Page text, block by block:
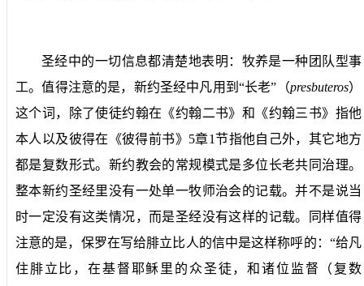
圣经中的一切信息都清楚地表明：牧养是一种团队型事
工。值得注意的是，新约圣经中凡用到“长老”（presbuteros）
这个词，除了使徒约翰在《约翰二书》和《约翰三书》指他
本人以及彼得在《彼得前书》 5章1节指他自己外，其它地方
都是复数形式。新约教会的常规模式是多位长老共同治理。
整本新约圣经里没有一处单一牧师治会的记载。并不是说当
时一定没有这类情况，而是圣经没有这样的记载。同样值得
注意的是，保罗在写给腓立比人的信中是这样称呼的：“给凡
住腓立比，在基督耶稣里的众圣徒，和诸位监督（复数